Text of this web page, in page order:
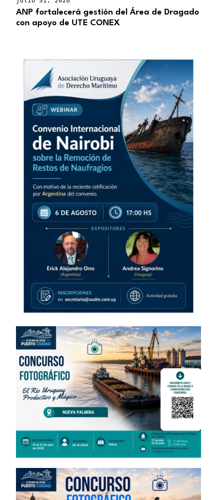
ANP fortalecerá gestión del Área de Dragado
con apoyo de UTE CONEX